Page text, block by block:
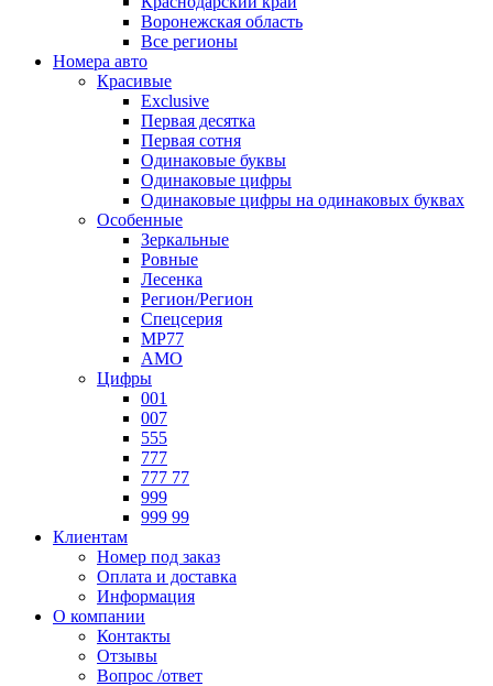
Воронежская область
Все регионы
Номера авто
Красивые
Exclusive
Первая десятка
Первая сотня
Одинаковые буквы
Одинаковые цифры
Одинаковые цифры на одинаковых буквах
Особенные
Зеркальные
Ровные
Лесенка
Регион/Регион
Спецсерия
МР77
АМО
Цифры
001
007
555
777
777 77
999
999 99
Клиентам
Номер под заказ
Оплата и доставка
Информация
О компании
Контакты
Отзывы
Вопрос /ответ